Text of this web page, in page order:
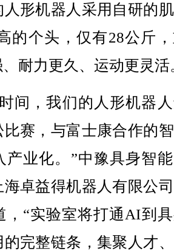
形机器人采用自研的
的个头，仅有28公斤
耐力更久、运动更灵活
，我们的人形机器人
赛，与富士康合作的
产业化。”中豫具身智
卓益得机器人有限公
，“实验室将打通AI到
的完整链条，集聚人才